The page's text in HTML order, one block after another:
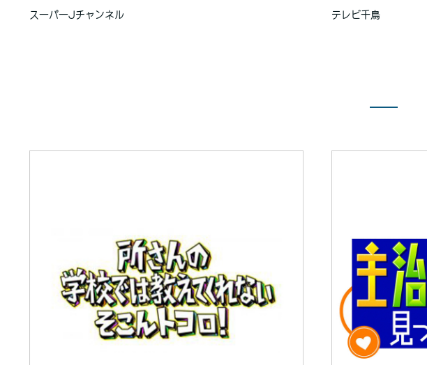
スーパーJチャンネル テレビ千鳥